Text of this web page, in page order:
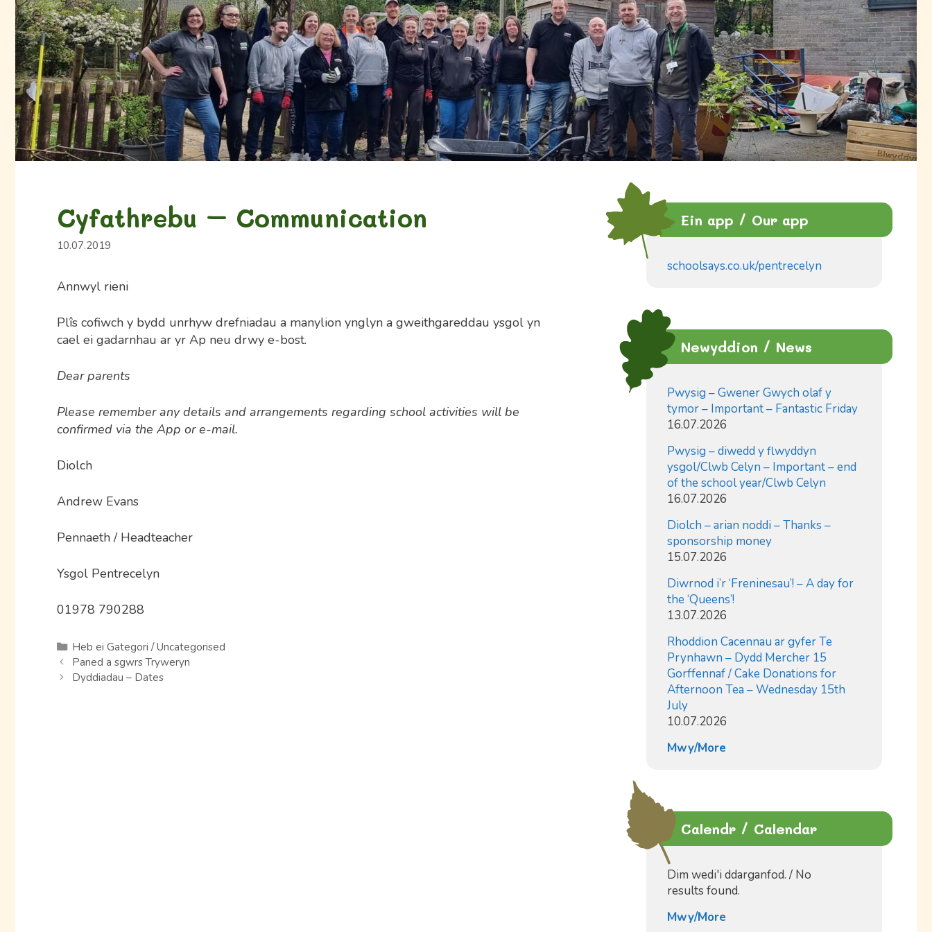
Cyfathrebu – Communication
10.07.2019
Annwyl rieni
Plîs cofiwch y bydd unrhyw drefniadau a manylion ynglyn a gweithgareddau ysgol yn
cael ei gadarnhau ar yr Ap neu drwy e-bost.
Dear parents
Please remember any details and arrangements regarding school activities will be
confirmed via the App or e-mail.
Diolch
Andrew Evans
Pennaeth / Headteacher
Ysgol Pentrecelyn
01978 790288
Categories
Heb ei Gategori / Uncategorised
Paned a sgwrs Tryweryn
Dyddiadau – Dates
Ein app / Our app
schoolsays.co.uk/pentrecelyn
Newyddion / News
Pwysig – Gwener Gwych olaf y
tymor – Important – Fantastic Friday
16.07.2026
Pwysig – diwedd y flwyddyn
ysgol/Clwb Celyn – Important – end
of the school year/Clwb Celyn
16.07.2026
Diolch – arian noddi – Thanks –
sponsorship money
15.07.2026
Diwrnod i’r ‘Freninesau’! – A day for
the ‘Queens’!
13.07.2026
Rhoddion Cacennau ar gyfer Te
Prynhawn – Dydd Mercher 15
Gorffennaf / Cake Donations for
Afternoon Tea – Wednesday 15th
July
10.07.2026
Mwy/More
Calendr / Calendar
Dim wedi'i ddarganfod. / No
results found.
Mwy/More